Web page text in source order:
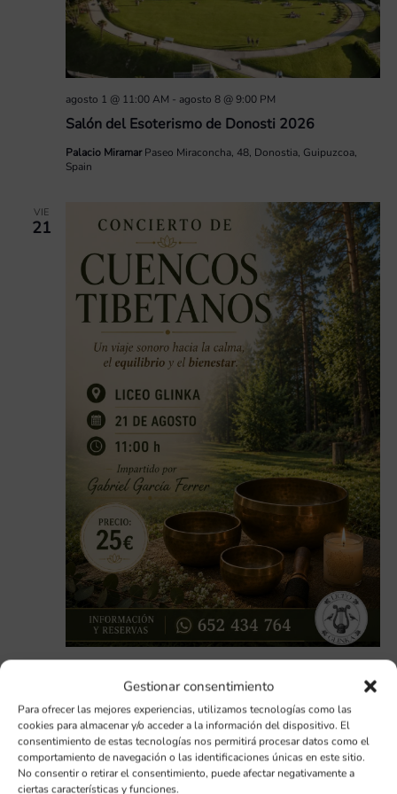
Gestionar consentimiento
Para ofrecer las mejores experiencias, utilizamos tecnologías como las
cookies para almacenar y/o acceder a la información del dispositivo. El
consentimiento de estas tecnologías nos permitirá procesar datos como el
comportamiento de navegación o las identificaciones únicas en este sitio.
No consentir o retirar el consentimiento, puede afectar negativamente a
ciertas características y funciones.
Salón del Esoterismo de Donosti 2026
agosto 1 @ 11:00 AM - agosto 8 @ 9:00 PM
Palacio MiramarPaseo Miraconcha, 48, Donostia, Guipuzcoa,
Spain
VIE
21
Concierto de Cuencos Tibetanos en Liceo Glinka
(San Rafael, Segovia)
Liceo GlinkaC/Serrano 40,, San Rafael, Segovia
25€